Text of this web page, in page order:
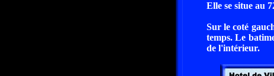
Elle se situe au
Sur le coté
temps. Le
de l'intérieur.